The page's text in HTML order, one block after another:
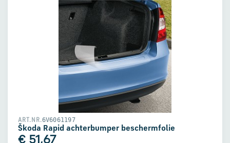
ART.NR.6V6061197
Škoda Rapid achterbumper beschermfolie
€ 51,67